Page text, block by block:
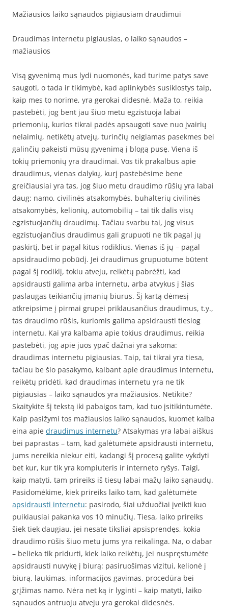
Mažiausios laiko sąnaudos pigiausiam draudimui
Draudimas internetu pigiausias, o laiko sąnaudos –
mažiausios
Visą gyvenimą mus lydi nuomonės, kad turime patys save
saugoti, o tada ir tikimybė, kad aplinkybės susiklostys taip,
kaip mes to norime, yra gerokai didesnė. Maža to, reikia
pastebėti, jog bent jau šiuo metu egzistuoja labai
priemonių, kurios tikrai padės apsaugoti save nuo įvairių
nelaimių, netikėtų atvejų, turinčių neigiamas pasekmes bei
galinčių pakeisti mūsų gyvenimą į blogą pusę. Viena iš
tokių priemonių yra draudimai. Vos tik prakalbus apie
draudimus, vienas dalykų, kurį pastebėsime bene
greičiausiai yra tas, jog šiuo metu draudimo rūšių yra labai
daug: namo, civilinės atsakomybės, buhalterių civilinės
atsakomybės, kelionių, automobilių – tai tik dalis visų
egzistuojančių draudimų. Tačiau svarbu tai, jog visus
egzistuojančius draudimus gali grupuoti ne tik pagal jų
paskirtį, bet ir pagal kitus rodiklius. Vienas iš jų – pagal
apsidraudimo pobūdį. Jei draudimus grupuotume būtent
pagal šį rodiklį, tokiu atveju, reikėtų pabrėžti, kad
apsidrausti galima arba internetu, arba atvykus į šias
paslaugas teikiančių įmanių biurus. Šį kartą dėmesį
atkreipsime į pirmai grupei priklausančius draudimus, t.y.,
tas draudimo rūšis, kuriomis galima apsidrausti tiesiog
internetu. Kai yra kalbama apie tokius draudimus, reikia
pastebėti, jog apie juos ypač dažnai yra sakoma:
draudimas internetu pigiausias. Taip, tai tikrai yra tiesa,
tačiau be šio pasakymo, kalbant apie draudimus internetu,
reikėtų pridėti, kad draudimas internetu yra ne tik
pigiausias – laiko sąnaudos yra mažiausios. Netikite?
Skaitykite šį tekstą iki pabaigos tam, kad tuo įsitikintumėte.
Kaip pasižymi tos mažiausios laiko sąnaudos, kuomet kalba
eina apie draudimus internetu? Atsakymas yra labai aiškus
bei paprastas – tam, kad galėtumėte apsidrausti internetu,
jums nereikia niekur eiti, kadangi šį procesą galite vykdyti
bet kur, kur tik yra kompiuteris ir interneto ryšys. Taigi,
kaip matyti, tam prireiks iš tiesų labai mažų laiko sąnaudų.
Pasidomėkime, kiek prireiks laiko tam, kad galėtumėte
apsidrausti internetu: pasirodo, šiai užduočiai įveikti kuo
puikiausiai pakanka vos 10 minučių. Tiesa, laiko prireiks
šiek tiek daugiau, jei nesate tiksliai apsisprendęs, kokia
draudimo rūšis šiuo metu jums yra reikalinga. Na, o dabar
– belieka tik pridurti, kiek laiko reikėtų, jei nuspręstumėte
apsidrausti nuvykę į biurą: pasiruošimas vizitui, kelionė į
biurą, laukimas, informacijos gavimas, procedūra bei
grįžimas namo. Nėra net ką ir lyginti – kaip matyti, laiko
sąnaudos antruoju atveju yra gerokai didesnės.